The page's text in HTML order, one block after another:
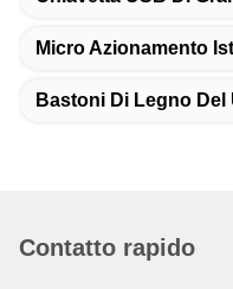
Micro Azionamento
Bastoni Di Legno Del
Contatto rapido